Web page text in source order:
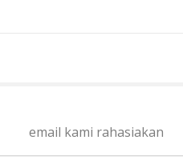
email kami rahasiakan